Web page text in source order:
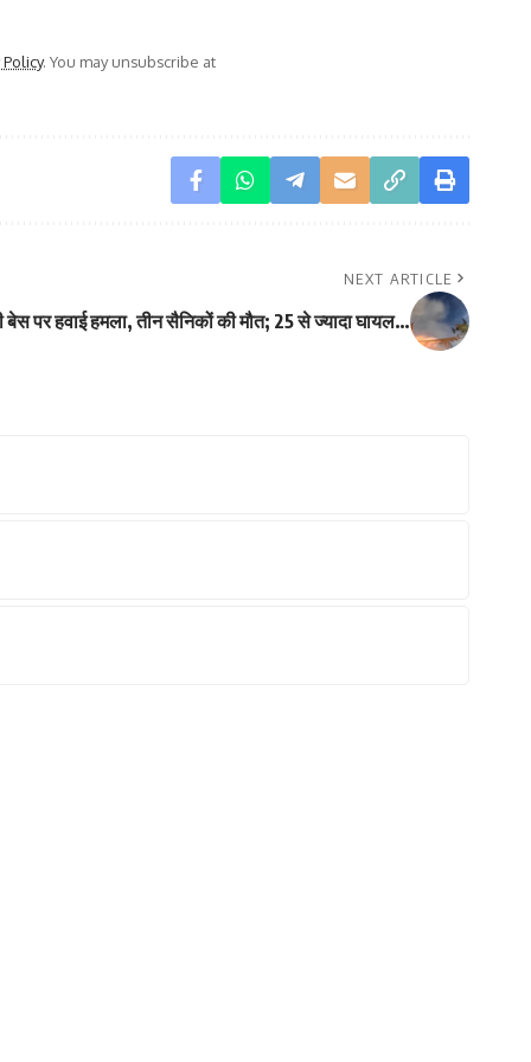
Policy. You may unsubscribe at
NEXT ARTICLE
बेस पर हवाई हमला, तीन सैनिकों की मौत; 25 से ज्यादा घायल…